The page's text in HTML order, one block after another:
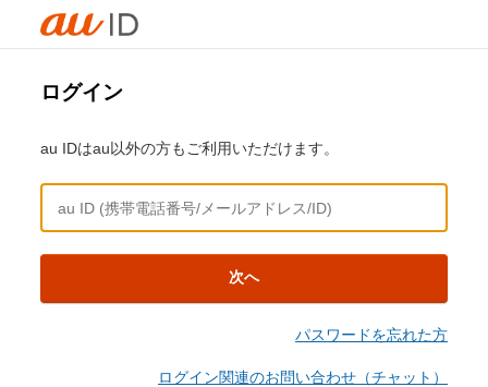
ログイン
au IDはau以外の方もご利用いただけます。
次へ
パスワードを忘れた方
ログイン関連のお問い合わせ（チャット）